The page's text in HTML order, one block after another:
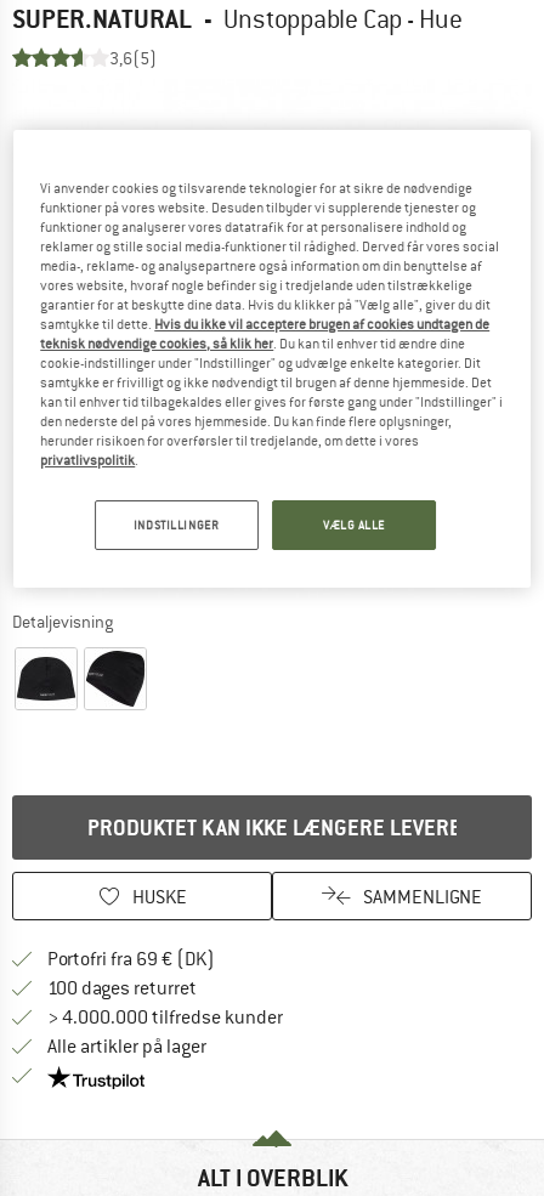
SUPER.NATURAL - Unstoppable Cap - Hue
3,6(5)
Detaljevisning
PRODUKTET KAN IKKE LÆNGERE LEVERES
HUSKE SAMMENLIGNE
Portofri fra 69 € (DK)
100 dages returret
> 4.000.000 tilfredse kunder
Alle artikler på lager
Vi er Trustpilot-certificeret - oplysningerne får du
ALT I OVERBLIK
Vi anvender cookies og tilsvarende teknologier for at sikre de nødvendige
funktioner på vores website. Desuden tilbyder vi supplerende tjenester og
funktioner og analyserer vores datatrafik for at personalisere indhold og
reklamer og stille social media-funktioner til rådighed. Derved får vores social
media-, reklame- og analysepartnere også information om din benyttelse af
vores website, hvoraf nogle befinder sig i tredjelande uden tilstrækkelige
garantier for at beskytte dine data. Hvis du klikker på "Vælg alle", giver du dit
samtykke til dette. Hvis du ikke vil acceptere brugen af cookies undtagen de
teknisk nødvendige cookies, så klik her. Du kan til enhver tid ændre dine
cookie-indstillinger under "Indstillinger" og udvælge enkelte kategorier. Dit
samtykke er frivilligt og ikke nødvendigt til brugen af denne hjemmeside. Det
kan til enhver tid tilbagekaldes eller gives for første gang under "Indstillinger" i
den nederste del på vores hjemmeside. Du kan finde flere oplysninger,
herunder risikoen for overførsler til tredjelande, om dette i vores
privatlivspolitik.
INDSTILLINGER VÆLG ALLE